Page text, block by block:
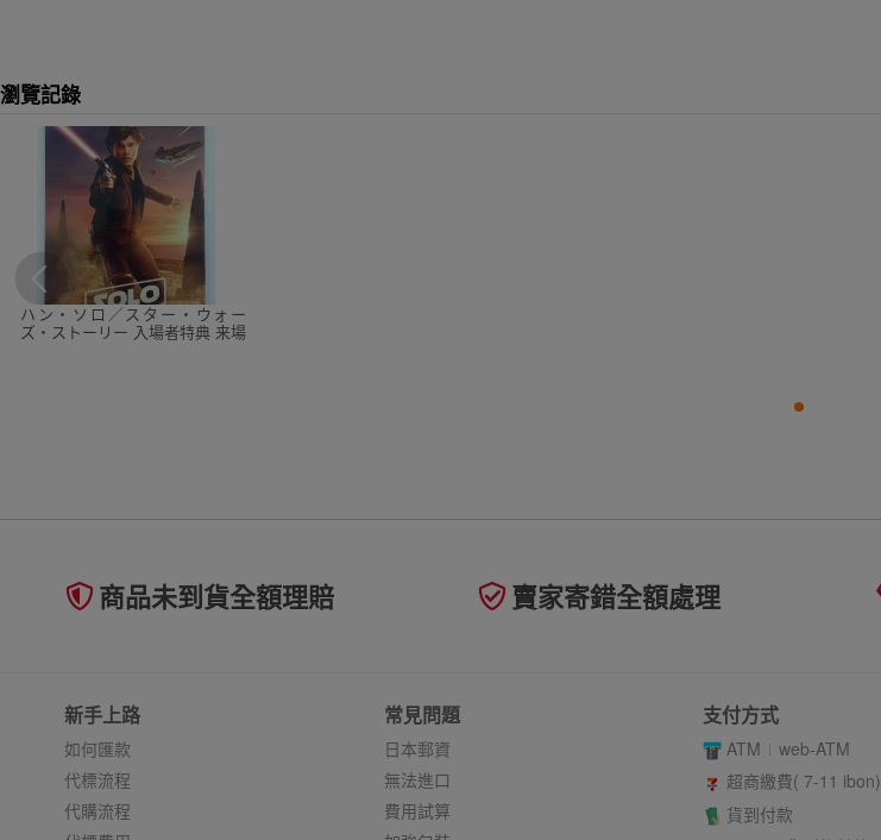
瀏覽記錄
ハン・ソロ／スター・ウォー
ズ・ストーリー 入場者特典 来場
商品未到貨全額理賠 賣家寄錯全額處理
新手上路
如何匯款
代標流程
代購流程
常見問題
日本郵資
無法進口
費用試算
支付方式
ATM
web-ATM
超商繳費( 7-11 ibon)
貨到付款